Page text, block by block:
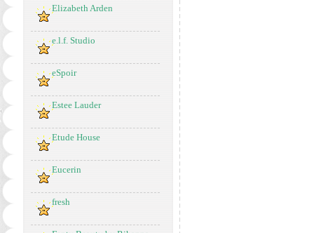
Elizabeth Arden
e.l.f. Studio
eSpoir
Estee Lauder
Etude House
Eucerin
fresh